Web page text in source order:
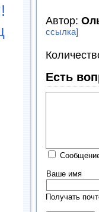
Автор:
ссылка]
Есть
Ваше имя
Получать